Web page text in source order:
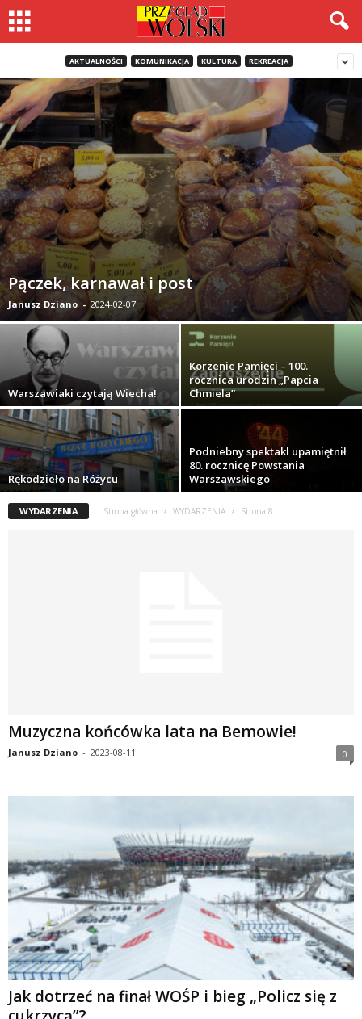
AKTUALNOŚCI KOMUNIKACJA KULTURA REKREACJA
Pączek, karnawał i post
Janusz Dziano - 2024-02-07
Warszawiaki czytają Wiecha!
Korzenie Pamięci – 100.
rocznica urodzin „Papcia
Chmiela”
Rękodzieło na Różycu
Podniebny spektakl upamiętnił
80. rocznicę Powstania
Warszawskiego
WYDARZENIA Strona główna WYDARZENIA Strona 8
Muzyczna końcówka lata na Bemowie!
Janusz Dziano - 2023-08-11 0
Jak dotrzeć na finał WOŚP i bieg „Policz się z